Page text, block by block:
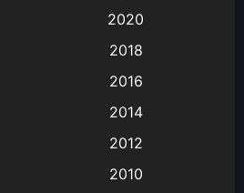
2020
2018
2016
2014
2012
2010